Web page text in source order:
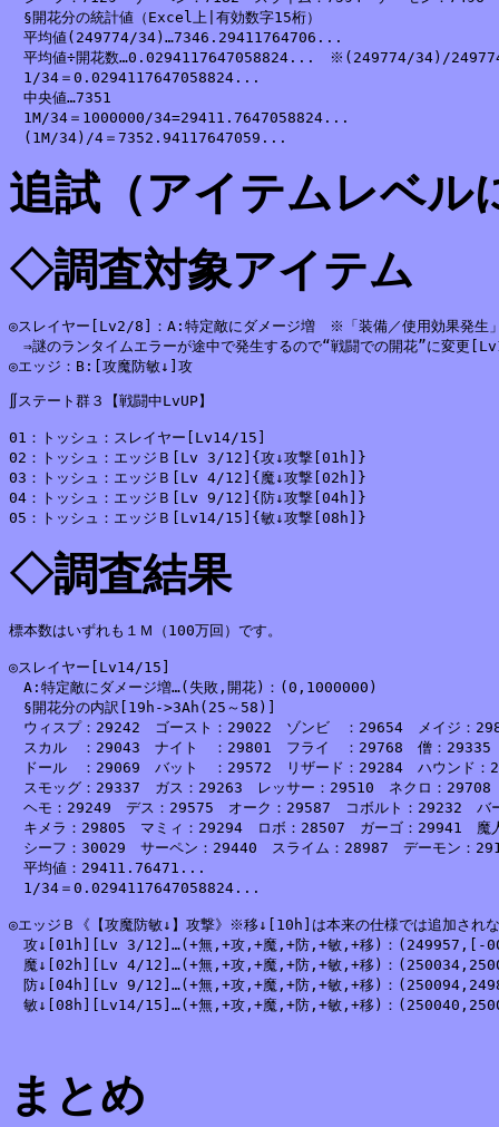
§開花分の統計値（Excel上|有効数字15桁）
平均値(249774/34)…7346.29411764706...
平均値÷開花数…0.0294117647058824...　※(249774/34)/
1/34＝0.0294117647058824...
中央値…7351
1M/34＝1000000/34=29411.7647058824...
追試（アイテムレベル
◇調査対象アイテム
◎スレイヤー[Lv2/8]：A:特定敵にダメージ増　※「装備／使用効果発生
⇒謎のランタイムエラーが途中で発生するので“戦闘での開花”に変更
∬ステート群３【戦闘中LvUP】
01：トッシュ：スレイヤー[Lv14/15]
02：トッシュ：エッジＢ[Lv 3/12]{攻↓攻撃[01h]}
03：トッシュ：エッジＢ[Lv 4/12]{魔↓攻撃[02h]}
04：トッシュ：エッジＢ[Lv 9/12]{防↓攻撃[04h]}
◇調査結果
標本数はいずれも１Ｍ（100万回）です。
◎スレイヤー[Lv14/15]
A:特定敵にダメージ増…(失敗,開花)：(0,1000000)
§開花分の内訳[19h->3Ah(25～58)]
ウィスプ：29242　ゴースト：29022　ゾンビ　：29654　メイジ：
スカル　：29043　ナイト　：29801　フライ　：29768　僧：29335
ドール　：29069　バット　：29572　リザード：29284　ハウンド：
スモッグ：29337　ガス：29263　レッサー：29510　ネクロ：29708
ヘモ：29249　デス：29575　オーク：29587　コボルト：29232　バ
キメラ：29805　マミィ：29294　ロボ：28507　ガーゴ：29941　魔
シーフ：30029　サーペン：29440　スライム：28987　デーモン：
平均値：29411.76471...
1/34＝0.0294117647058824...
◎エッジＢ《【攻魔防敏↓】攻撃》※移↓[10h]は本来の仕様では追加され
攻↓[01h][Lv 3/12]…(+無,+攻,+魔,+防,+敏,+移)：(249957,[-
魔↓[02h][Lv 4/12]…(+無,+攻,+魔,+防,+敏,+移)：
防↓[04h][Lv 9/12]…(+無,+攻,+魔,+防,+敏,+移)：
敏↓[08h][Lv14/15]…(+無,+攻,+魔,+防,+敏,+移)：
まとめ